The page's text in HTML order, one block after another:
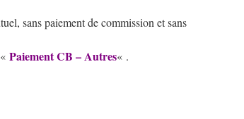
sans paiement de commission et sans
Paiement CB – Autres« .